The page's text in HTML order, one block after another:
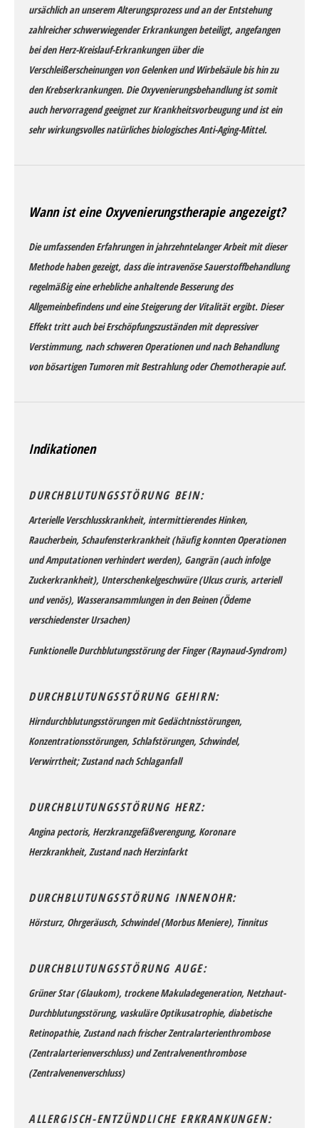
ursächlich an unserem Alterungsprozess und an der Entstehung
zahlreicher schwerwiegender Erkrankungen beteiligt, angefangen
bei den Herz-Kreislauf-Erkrankungen über die
Verschleißerscheinungen von Gelenken und Wirbelsäule bis hin zu
den Krebserkrankungen. Die Oxyvenierungsbehandlung ist somit
auch hervorragend geeignet zur Krankheitsvorbeugung und ist ein
sehr wirkungsvolles natürliches biologisches Anti-Aging-Mittel.
Wann ist eine Oxyvenierungstherapie angezeigt?
Die umfassenden Erfahrungen in jahrzehntelanger Arbeit mit dieser
Methode haben gezeigt, dass die intravenöse Sauerstoffbehandlung
regelmäßig eine erhebliche anhaltende Besserung des
Allgemeinbefindens und eine Steigerung der Vitalität ergibt. Dieser
Effekt tritt auch bei Erschöpfungszuständen mit depressiver
Verstimmung, nach schweren Operationen und nach Behandlung
von bösartigen Tumoren mit Bestrahlung oder Chemotherapie auf.
Indikationen
DURCHBLUTUNGSSTÖRUNG BEIN:
Arterielle Verschlusskrankheit, intermittierendes Hinken,
Raucherbein, Schaufensterkrankheit (häufig konnten Operationen
und Amputationen verhindert werden), Gangrän (auch infolge
Zuckerkrankheit), Unterschenkelgeschwüre (Ulcus cruris, arteriell
und venös), Wasseransammlungen in den Beinen (Ödeme
verschiedenster Ursachen)
Funktionelle Durchblutungsstörung der Finger (Raynaud-Syndrom)
DURCHBLUTUNGSSTÖRUNG GEHIRN:
Hirndurchblutungsstörungen mit Gedächtnisstörungen,
Konzentrationsstörungen, Schlafstörungen, Schwindel,
Verwirrtheit; Zustand nach Schlaganfall
DURCHBLUTUNGSSTÖRUNG HERZ:
Angina pectoris, Herzkranzgefäßverengung, Koronare
Herzkrankheit, Zustand nach Herzinfarkt
DURCHBLUTUNGSSTÖRUNG INNENOHR:
Hörsturz, Ohrgeräusch, Schwindel (Morbus Meniere), Tinnitus
DURCHBLUTUNGSSTÖRUNG AUGE:
Grüner Star (Glaukom), trockene Makuladegeneration, Netzhaut-
Durchblutungsstörung, vaskuläre Optikusatrophie, diabetische
Retinopathie, Zustand nach frischer Zentralarterienthrombose
(Zentralarterienverschluss) und Zentralvenenthrombose
(Zentralvenenverschluss)
ALLERGISCH-ENTZÜNDLICHE ERKRANKUNGEN: